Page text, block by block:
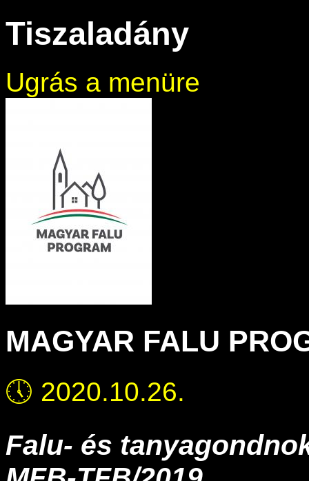
Tiszaladány
Ugrás a menüre
MAGYAR FALU
🕔 2020.10.26.
Falu- és